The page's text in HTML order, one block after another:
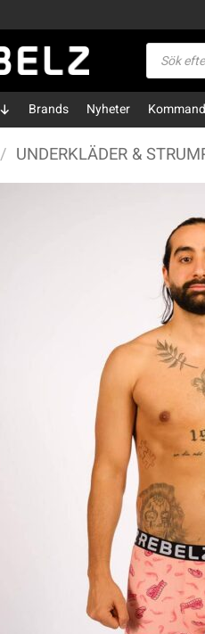
Brands Nyheter
/ UNDERKLÄDER &